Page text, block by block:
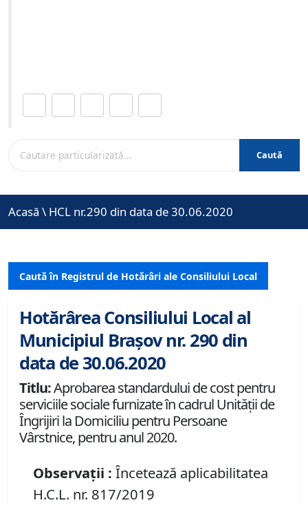
Caută
Acasă \ HCL nr.290 din data de 30.06.2020
Caută în Registrul de Hotărâri ale Consiliului Local
Hotărârea Consiliului Local al
Municipiul Brașov nr. 290 din
data de 30.06.2020
Titlu:Aprobarea standardului de cost pentru
serviciile sociale furnizate în cadrul Unității de
Îngrijiri la Domiciliu pentru Persoane
Vârstnice, pentru anul 2020.
Observații : Încetează aplicabilitatea
H.C.L. nr. 817/2019